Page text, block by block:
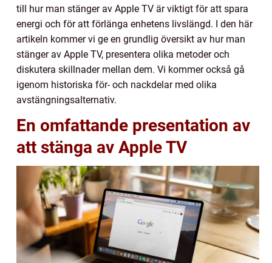
till hur man stänger av Apple TV är viktigt för att spara
energi och för att förlänga enhetens livslängd. I den här
artikeln kommer vi ge en grundlig översikt av hur man
stänger av Apple TV, presentera olika metoder och
diskutera skillnader mellan dem. Vi kommer också gå
igenom historiska för- och nackdelar med olika
avstängningsalternativ.
En omfattande presentation av
att stänga av Apple TV